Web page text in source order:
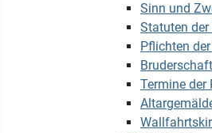
Sinn und
Statuten
Pflichten
Termine der